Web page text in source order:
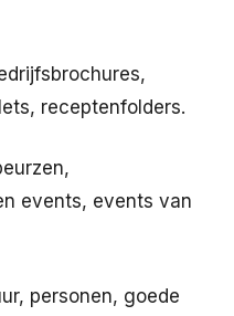
receptenfolders.
events, events van
personen, goede